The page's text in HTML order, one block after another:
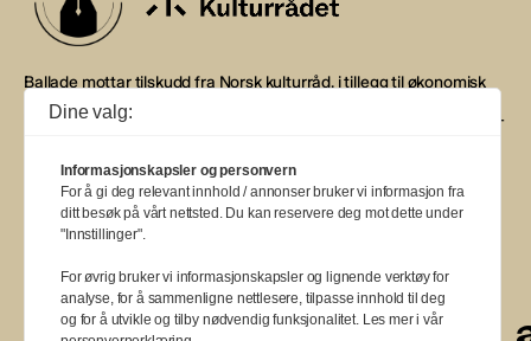
Ballade mottar tilskudd fra Norsk kulturråd, i tillegg til økonomisk
støtte fra eierne NOPA, Norsk komponistforening og
Musikkforleggerne. Ballade drives etter Redaktør- og Vær Varsom-
BALLADE — NORGES MUSIKKMAGASIN
Dine valg:
Informasjonskapsler og personvern
For å gi deg relevant innhold / annonser bruker vi informasjon fra
ditt besøk på vårt nettsted. Du kan reservere deg mot dette under
"Innstillinger".
For øvrig bruker vi informasjonskapsler og lignende verktøy for
analyse, for å sammenligne nettlesere, tilpasse innhold til deg
og for å utvikle og tilby nødvendig funksjonalitet. Les mer i vår